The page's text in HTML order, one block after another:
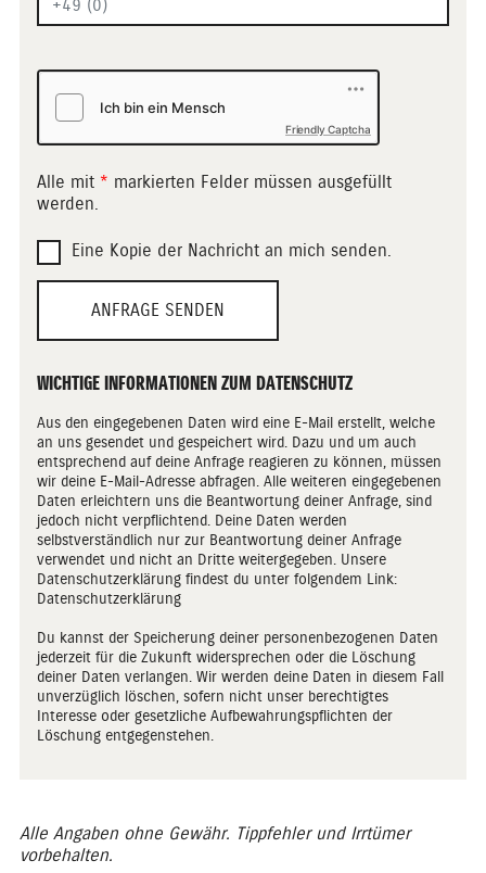
Friendly Captcha
Alle mit * markierten Felder müssen ausgefüllt
werden.
Eine Kopie der Nachricht an mich senden.
ANFRAGE SENDEN
WICHTIGE INFORMATIONEN ZUM DATENSCHUTZ
Aus den eingegebenen Daten wird eine E-Mail erstellt, welche
an uns gesendet und gespeichert wird. Dazu und um auch
entsprechend auf deine Anfrage reagieren zu können, müssen
wir deine E-Mail-Adresse abfragen. Alle weiteren eingegebenen
Daten erleichtern uns die Beantwortung deiner Anfrage, sind
jedoch nicht verpflichtend. Deine Daten werden
selbstverständlich nur zur Beantwortung deiner Anfrage
verwendet und nicht an Dritte weitergegeben. Unsere
Datenschutzerklärung findest du unter folgendem Link:
Datenschutzerklärung
Du kannst der Speicherung deiner personenbezogenen Daten
jederzeit für die Zukunft widersprechen oder die Löschung
deiner Daten verlangen. Wir werden deine Daten in diesem Fall
unverzüglich löschen, sofern nicht unser berechtigtes
Interesse oder gesetzliche Aufbewahrungspflichten der
Löschung entgegenstehen.
Alle Angaben ohne Gewähr. Tippfehler und Irrtümer
vorbehalten.